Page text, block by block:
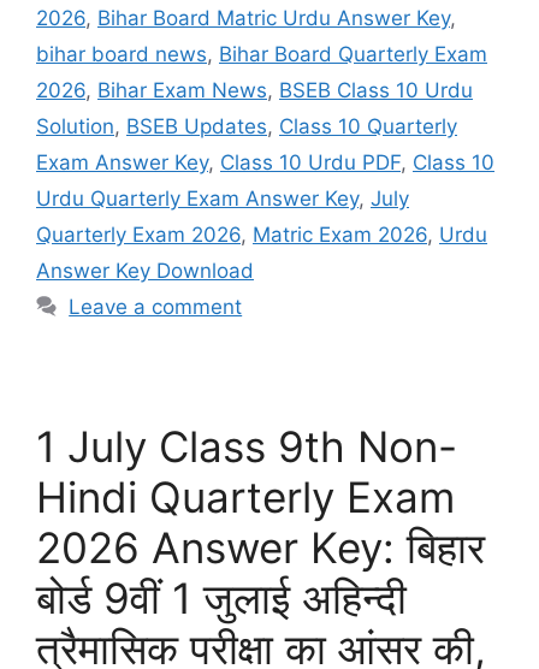
2026, Bihar Board Matric Urdu Answer Key,
bihar board news, Bihar Board Quarterly Exam
2026, Bihar Exam News, BSEB Class 10 Urdu
Solution, BSEB Updates, Class 10 Quarterly
Exam Answer Key, Class 10 Urdu PDF, Class 10
Urdu Quarterly Exam Answer Key, July
Quarterly Exam 2026, Matric Exam 2026, Urdu
Answer Key Download
Leave a comment
1 July Class 9th Non-
Hindi Quarterly Exam
2026 Answer Key: बिहार
बोर्ड 9वीं 1 जुलाई अहिन्दी
त्रैमासिक परीक्षा का आंसर की,